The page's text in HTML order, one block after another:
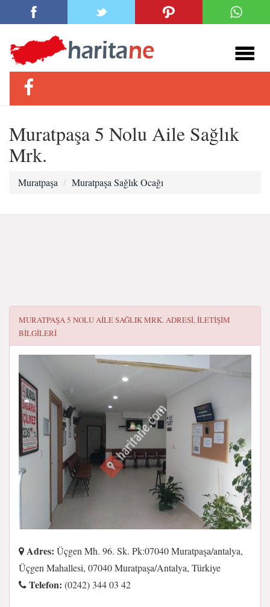
Muratpaşa 5 Nolu Aile Sağlık
Mrk.
Muratpaşa Muratpaşa Sağlık Ocağı
MURATPAŞA 5 NOLU AILE SAĞLIK MRK.ADRESI, ILETIŞIM
BILGILERI
Adres: Üçgen Mh. 96. Sk. Pk:07040 Muratpaşa/antalya,
Üçgen Mahallesi, 07040 Muratpaşa/Antalya, Türkiye
Telefon: (0242) 344 03 42